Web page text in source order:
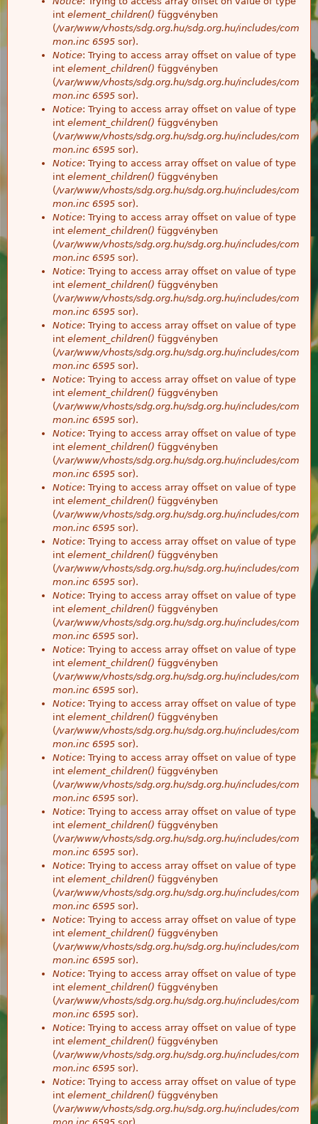
int element_children() függvényben
(/var/www/vhosts/sdg.org.hu/sdg.org.hu/includes/com
mon.inc 6595 sor).
Notice: Trying to access array offset on value of type
int element_children() függvényben
(/var/www/vhosts/sdg.org.hu/sdg.org.hu/includes/com
mon.inc 6595 sor).
Notice: Trying to access array offset on value of type
int element_children() függvényben
(/var/www/vhosts/sdg.org.hu/sdg.org.hu/includes/com
mon.inc 6595 sor).
Notice: Trying to access array offset on value of type
int element_children() függvényben
(/var/www/vhosts/sdg.org.hu/sdg.org.hu/includes/com
mon.inc 6595 sor).
Notice: Trying to access array offset on value of type
int element_children() függvényben
(/var/www/vhosts/sdg.org.hu/sdg.org.hu/includes/com
mon.inc 6595 sor).
Notice: Trying to access array offset on value of type
int element_children() függvényben
(/var/www/vhosts/sdg.org.hu/sdg.org.hu/includes/com
mon.inc 6595 sor).
Notice: Trying to access array offset on value of type
int element_children() függvényben
(/var/www/vhosts/sdg.org.hu/sdg.org.hu/includes/com
mon.inc 6595 sor).
Notice: Trying to access array offset on value of type
int element_children() függvényben
(/var/www/vhosts/sdg.org.hu/sdg.org.hu/includes/com
mon.inc 6595 sor).
Notice: Trying to access array offset on value of type
int element_children() függvényben
(/var/www/vhosts/sdg.org.hu/sdg.org.hu/includes/com
mon.inc 6595 sor).
Notice: Trying to access array offset on value of type
int element_children() függvényben
(/var/www/vhosts/sdg.org.hu/sdg.org.hu/includes/com
mon.inc 6595 sor).
Notice: Trying to access array offset on value of type
int element_children() függvényben
(/var/www/vhosts/sdg.org.hu/sdg.org.hu/includes/com
mon.inc 6595 sor).
Notice: Trying to access array offset on value of type
int element_children() függvényben
(/var/www/vhosts/sdg.org.hu/sdg.org.hu/includes/com
mon.inc 6595 sor).
Notice: Trying to access array offset on value of type
int element_children() függvényben
(/var/www/vhosts/sdg.org.hu/sdg.org.hu/includes/com
mon.inc 6595 sor).
Notice: Trying to access array offset on value of type
int element_children() függvényben
(/var/www/vhosts/sdg.org.hu/sdg.org.hu/includes/com
mon.inc 6595 sor).
Notice: Trying to access array offset on value of type
int element_children() függvényben
(/var/www/vhosts/sdg.org.hu/sdg.org.hu/includes/com
mon.inc 6595 sor).
Notice: Trying to access array offset on value of type
int element_children() függvényben
(/var/www/vhosts/sdg.org.hu/sdg.org.hu/includes/com
mon.inc 6595 sor).
Notice: Trying to access array offset on value of type
int element_children() függvényben
(/var/www/vhosts/sdg.org.hu/sdg.org.hu/includes/com
mon.inc 6595 sor).
Notice: Trying to access array offset on value of type
int element_children() függvényben
(/var/www/vhosts/sdg.org.hu/sdg.org.hu/includes/com
mon.inc 6595 sor).
Notice: Trying to access array offset on value of type
int element_children() függvényben
(/var/www/vhosts/sdg.org.hu/sdg.org.hu/includes/com
mon.inc 6595 sor).
Notice: Trying to access array offset on value of type
int element_children() függvényben
(/var/www/vhosts/sdg.org.hu/sdg.org.hu/includes/com
mon.inc 6595 sor).
Notice: Trying to access array offset on value of type
int element_children() függvényben
(/var/www/vhosts/sdg.org.hu/sdg.org.hu/includes/com